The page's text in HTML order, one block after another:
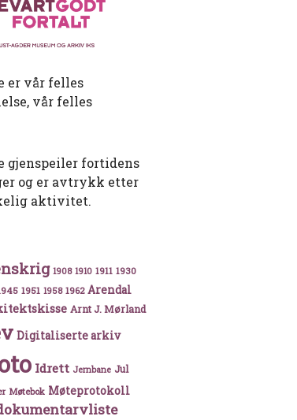
er vår felles
vår felles
gjenspeiler fortidens
og er avtrykk etter
aktivitet.
1908 1910 1911 1930
1951 1958 1962 Arendal
Arnt J. Mørland
Digitaliserte arkiv
Idrett Jernbane Jul
Møtebok Møteprotokoll